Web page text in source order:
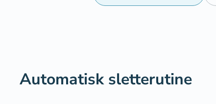
Automatisk sletterutine